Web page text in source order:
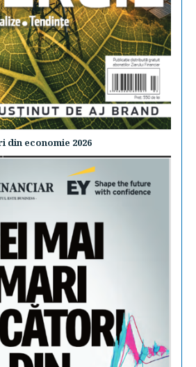
din economie 2026